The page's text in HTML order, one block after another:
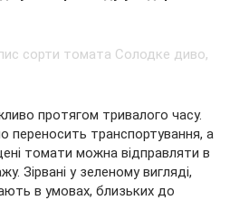
протягом тривалого часу.
переносить транспортування, а
томати можна відправляти в
Зірвані у зеленому вигляді,
в умовах, близьких до